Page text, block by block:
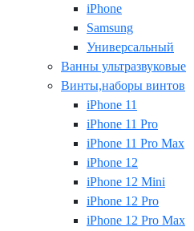
iPhone
Samsung
Универсальный
Ванны ультразвуковые
Винты,наборы винтов
iPhone 11
iPhone 11 Pro
iPhone 11 Pro Max
iPhone 12
iPhone 12 Mini
iPhone 12 Pro
iPhone 12 Pro Max